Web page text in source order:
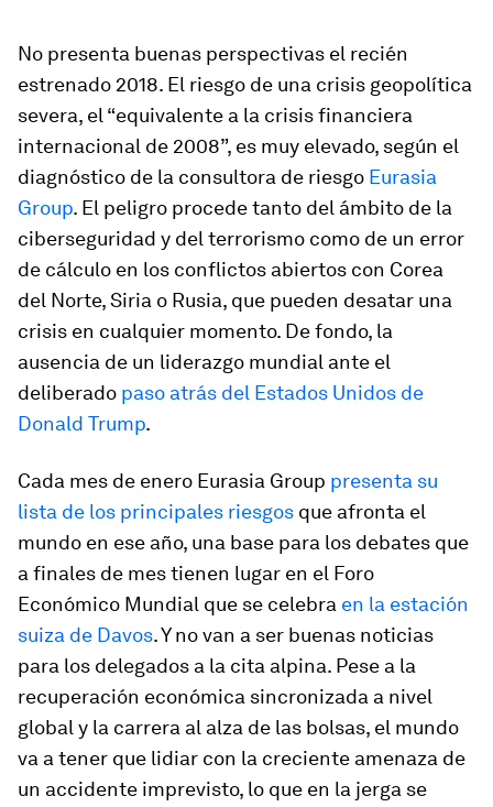
No presenta buenas perspectivas el recién
estrenado 2018. El riesgo de una crisis geopolítica
severa, el “equivalente a la crisis financiera
internacional de 2008”, es muy elevado, según el
diagnóstico de la consultora de riesgo Eurasia
Group. El peligro procede tanto del ámbito de la
ciberseguridad y del terrorismo como de un error
de cálculo en los conflictos abiertos con Corea
del Norte, Siria o Rusia, que pueden desatar una
crisis en cualquier momento. De fondo, la
ausencia de un liderazgo mundial ante el
deliberado paso atrás del Estados Unidos de
Donald Trump.
Cada mes de enero Eurasia Group presenta su
lista de los principales riesgos que afronta el
mundo en ese año, una base para los debates que
a finales de mes tienen lugar en el Foro
Económico Mundial que se celebra en la estación
suiza de Davos. Y no van a ser buenas noticias
para los delegados a la cita alpina. Pese a la
recuperación económica sincronizada a nivel
global y la carrera al alza de las bolsas, el mundo
va a tener que lidiar con la creciente amenaza de
un accidente imprevisto, lo que en la jerga se